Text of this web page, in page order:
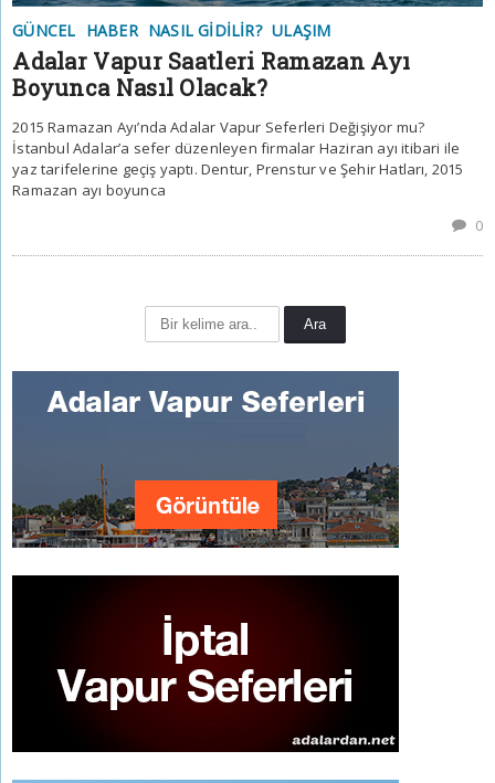
GÜNCEL HABER NASIL GIDILIR? ULAŞIM
Adalar Vapur Saatleri Ramazan Ayı
Boyunca Nasıl Olacak?
2015 Ramazan Ayı’nda Adalar Vapur Seferleri Değişiyor mu?
İstanbul Adalar’a sefer düzenleyen firmalar Haziran ayı itibari ile
yaz tarifelerine geçiş yaptı. Dentur, Prenstur ve Şehir Hatları, 2015
Ramazan ayı boyunca
0